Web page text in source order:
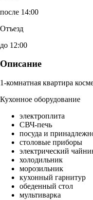
после 14:00
Отъезд
до 12:00
Описание
1-комнатная квартира
Кухонное оборудование
электроплита
СВЧ-печь
посуда и
столовые приборы
электрический
холодильник
морозильник
кухонный гарнитур
обеденный стол
мультиварка